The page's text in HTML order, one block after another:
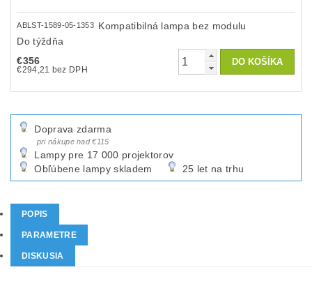
ABLST-1589-05-1353 Kompatibilná lampa bez modulu
Do týždňa
€356
€294,21 bez DPH
Doprava zdarma
pri nákupe nad €115
Lampy pre 17 000 projektorov
Obľúbene lampy skladem
25 let na trhu
POPIS
PARAMETRE
DISKUSIA